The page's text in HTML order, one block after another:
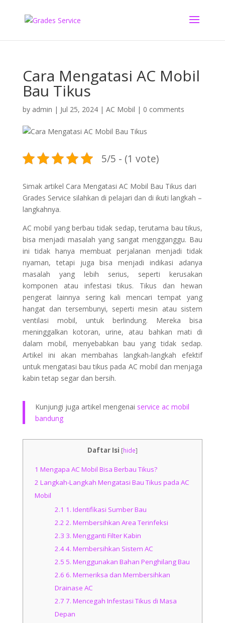
Cara Mengatasi AC Mobil
Bau Tikus
by admin | Jul 25, 2024| AC Mobil | 0 comments
5/5 - (1 vote)
Simak artikel Cara Mengatasi AC Mobil Bau Tikus dari
Grades Service silahkan di pelajari dan di ikuti langkah –
langkahnya.
AC mobil yang berbau tidak sedap, terutama bau tikus,
bisa menjadi masalah yang sangat mengganggu. Bau
ini tidak hanya membuat perjalanan menjadi tidak
nyaman, tetapi juga bisa menjadi indikasi adanya
masalah yang lebih serius, seperti kerusakan
komponen atau infestasi tikus. Tikus dan hewan
pengerat lainnya sering kali mencari tempat yang
hangat dan tersembunyi, seperti mesin atau sistem
ventilasi mobil, untuk berlindung. Mereka bisa
meninggalkan kotoran, urine, atau bahkan mati di
dalam mobil, menyebabkan bau yang tidak sedap.
Artikel ini akan membahas langkah-langkah efektif
untuk mengatasi bau tikus pada AC mobil dan menjaga
kabin tetap segar dan bersih.
Kunjungi juga artikel mengenai service ac mobil
bandung
Daftar Isi [hide]
1 Mengapa AC Mobil Bisa Berbau Tikus?
2 Langkah-Langkah Mengatasi Bau Tikus pada AC
Mobil
2.1 1. Identifikasi Sumber Bau
2.2 2. Membersihkan Area Terinfeksi
2.3 3. Mengganti Filter Kabin
2.44. Membersihkan Sistem AC
2.5 5. Menggunakan Bahan Penghilang Bau
2.6 6. Memeriksa dan Membersihkan
Drainase AC
2.7 7. Mencegah Infestasi Tikus di Masa
Depan